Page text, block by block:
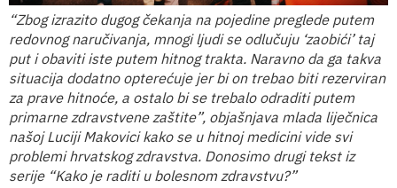
“Zbog izrazito dugog čekanja na pojedine preglede putem
redovnog naručivanja, mnogi ljudi se odlučuju ‘zaobići’ taj
put i obaviti iste putem hitnog trakta. Naravno da ga takva
situacija dodatno opterećuje jer bi on trebao biti rezerviran
za prave hitnoće, a ostalo bi se trebalo odraditi putem
primarne zdravstvene zaštite”, objašnjava mlada liječnica
našoj Luciji Makovici kako se u hitnoj medicini vide svi
problemi hrvatskog zdravstva. Donosimo drugi tekst iz
serije “Kako je raditi u bolesnom zdravstvu?”